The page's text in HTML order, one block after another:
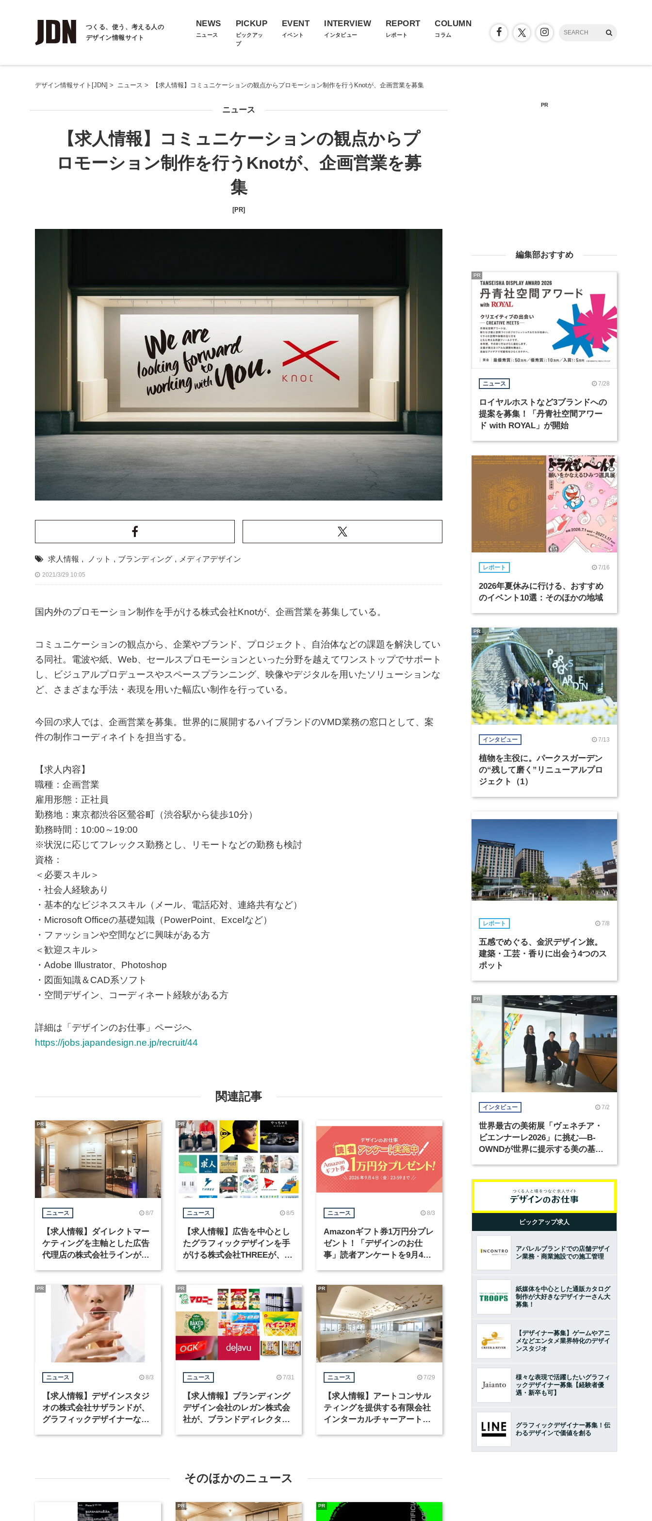
つくる、使う、考える人の
デザイン情報サイト
NEWS
ニュース
PICKUP
ピックアッ
プ
EVENT
イベント
INTERVIEW
インタビュー
REPORT
レポート
COLUMN
コラム
デザイン情報サイト[JDN] > ニュース > 【求人情報】コミュニケーションの観点からプロモーション制作を行うKnotが、企画営業を募集
ニュース
【求人情報】コミュニケーションの観点からプ
ロモーション制作を行うKnotが、企画営業を募
集
[PR]
求人情報 , ノット , ブランディング , メディアデザイン
2021/3/29 10:05
国内外のプロモーション制作を手がける株式会社Knotが、企画営業を募集している。
コミュニケーションの観点から、企業やブランド、プロジェクト、自治体などの課題を解決してい
る同社。電波や紙、Web、セールスプロモーションといった分野を越えてワンストップでサポート
し、ビジュアルプロデュースやスペースプランニング、映像やデジタルを用いたソリューションな
ど、さまざまな手法・表現を用いた幅広い制作を行っている。
今回の求人では、企画営業を募集。世界的に展開するハイブランドのVMD業務の窓口として、案
件の制作コーディネイトを担当する。
【求人内容】
職種：企画営業
雇用形態：正社員
勤務地：東京都渋谷区鶯谷町（渋谷駅から徒歩10分）
勤務時間：10:00～19:00
※状況に応じてフレックス勤務とし、リモートなどの勤務も検討
資格：
＜必要スキル＞
・社会人経験あり
・基本的なビジネススキル（メール、電話応対、連絡共有など）
・Microsoft Officeの基礎知識（PowerPoint、Excelなど）
・ファッションや空間などに興味がある方
＜歓迎スキル＞
・Adobe Illustrator、Photoshop
・図面知識＆CAD系ソフト
・空間デザイン、コーディネート経験がある方
詳細は「デザインのお仕事」ページへ
https://jobs.japandesign.ne.jp/recruit/44
関連記事
ニュース 8/7
【求人情報】ダイレクトマー
ケティングを主軸とした広告
代理店の株式会社ラインが、
PR
ニュース 8/5
【求人情報】広告を中心とし
たグラフィックデザインを手
がける株式会社THREEが、グ
PR
ニュース 8/3
Amazonギフト券1万円分プレ
ゼント！「デザインのお仕
事」読者アンケートを9月4日
ニュース 8/3
【求人情報】デザインスタジ
オの株式会社サザランドが、
グラフィックデザイナーなど2
PR
ニュース 7/31
【求人情報】ブランディング
デザイン会社のレガン株式会
社が、ブランドディレクター
PR
ニュース 7/29
【求人情報】アートコンサル
ティングを提供する有限会社
インターカルチャーアート
PR
そのほかのニュース
PR PR
PR
編集部おすすめ
ニュース 7/28
ロイヤルホストなど3ブランドへの
提案を募集！「丹青社空間アワー
ド with ROYAL」が開始
PR
レポート 7/16
2026年夏休みに行ける、おすすめ
のイベント10選：そのほかの地域
インタビュー 7/13
植物を主役に。パークスガーデン
の“残して磨く”リニューアルプロ
ジェクト（1）
PR
レポート 7/8
五感でめぐる、金沢デザイン旅。
建築・工芸・香りに出会う4つのス
ポット
インタビュー 7/2
世界最古の美術展「ヴェネチア・
ビエンナーレ2026」に挑む―B-
OWNDが世界に提示する美の基準
PR
ピックアップ求人
アパレルブランドでの店舗デザイ
ン業務・商業施設での施工管理
紙媒体を中心とした通販カタログ
制作が大好きなデザイナーさん大
募集！
【デザイナー募集】ゲームやアニ
メなどエンタメ業界特化のデザイ
ンスタジオ
様々な表現で活躍したいグラフィ
ックデザイナー募集【経験者優
遇・新卒も可】
グラフィックデザイナー募集！伝
わるデザインで価値を創る